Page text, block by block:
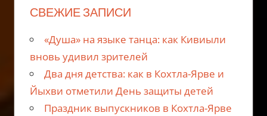
СВЕЖИЕ ЗАПИСИ
«Душа» на языке танца: как Кивиыли
вновь удивил зрителей
Два дня детства: как в Кохтла-Ярве и
Йыхви отметили День защиты детей
Праздник выпускников в Кохтла-Ярве